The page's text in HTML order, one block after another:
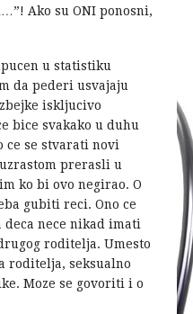
Ako su ONI ponosni,
u statistiku
da pederi usvajaju
iskljucivo
bice svakako u duhu
ce se stvarati novi
prerasli u
ko bi ovo negirao. O
gubiti reci. Ono ce
deca nece nikad imati
roditelja. Umesto
roditelja, seksualno
Moze se govoriti i o